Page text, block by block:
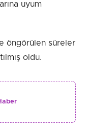
uyum
öngörülen süreler
oldu.